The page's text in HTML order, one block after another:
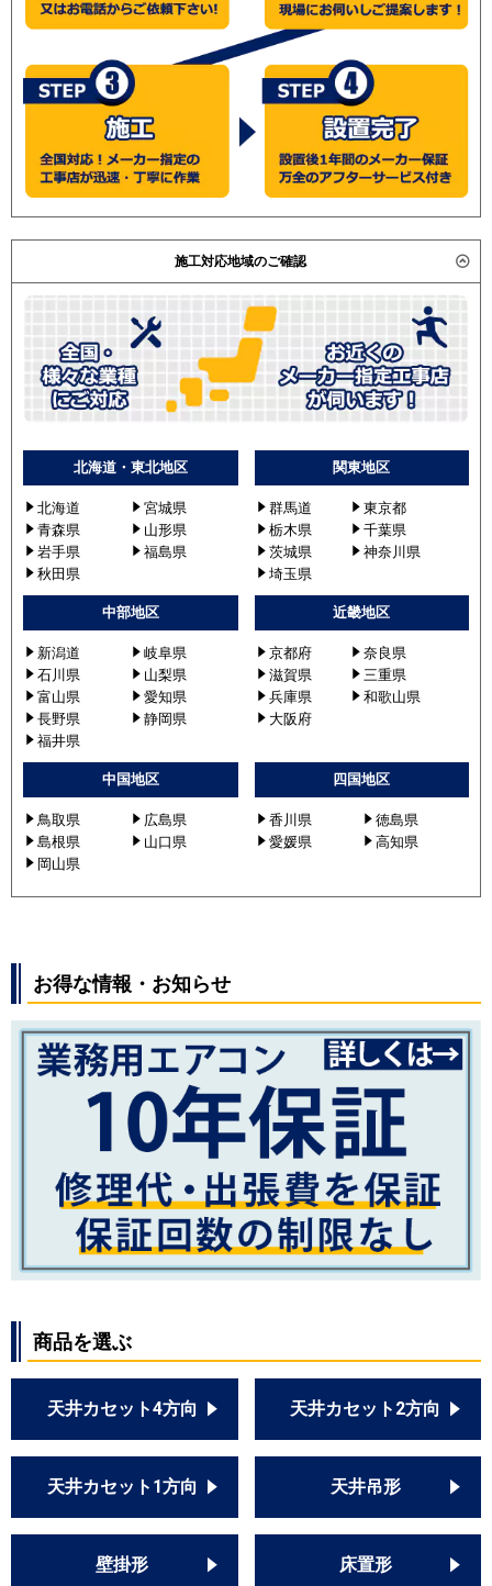
施工対応地域のご確認
北海道・東北地区
北海道
宮城県
青森県
山形県
岩手県
福島県
秋田県
関東地区
群馬道
東京都
栃木県
千葉県
茨城県
神奈川県
埼玉県
中部地区
新潟道
岐阜県
石川県
山梨県
富山県
愛知県
長野県
静岡県
福井県
近畿地区
京都府
奈良県
滋賀県
三重県
兵庫県
和歌山県
大阪府
中国地区
鳥取県
広島県
島根県
山口県
岡山県
四国地区
香川県
徳島県
愛媛県
高知県
お得な情報・お知らせ
商品を選ぶ
天井カセット4方向 天井カセット2方向
天井カセット1方向 天井吊形
壁掛形 床置形